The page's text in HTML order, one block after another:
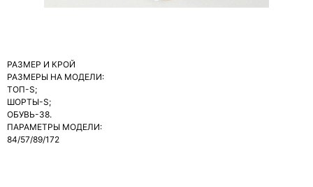
РАЗМЕР И КРОЙ
РАЗМЕРЫ НА МОДЕЛИ:
ТОП-S;
ШОРТЫ-S;
ОБУВЬ-38.
ПАРАМЕТРЫ МОДЕЛИ:
84/57/89/172